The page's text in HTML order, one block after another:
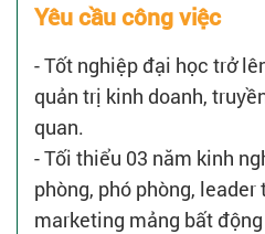
Yêu cầu công việc
- Tốt nghiệp đại học trở
quản trị kinh doanh,
quan.
- Tối thiểu 03 năm kinh
phòng, phó phòng,
marketing mảng bất